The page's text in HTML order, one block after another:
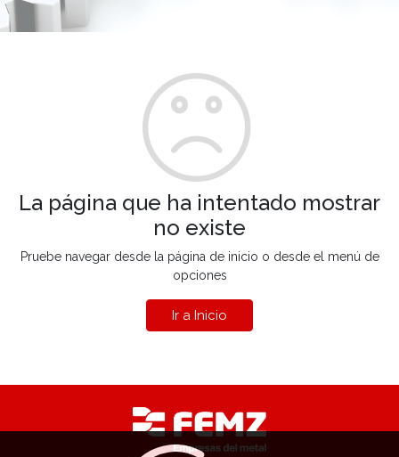
La página que ha intentado mostrar
no existe
Pruebe navegar desde la página de inicio o desde el menú de
opciones
Ir a Inicio